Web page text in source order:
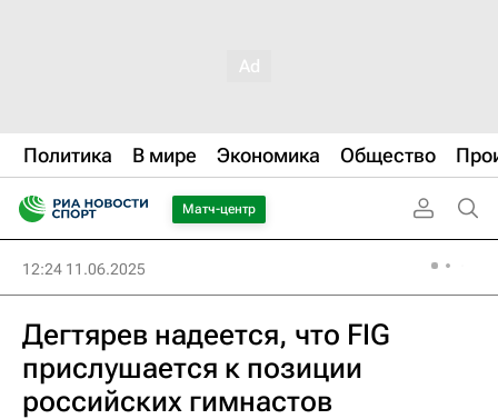
Политика В мире Экономика Общество
Матч-центр
12:24 11.06.2025
Дегтярев надеется, что FIG
прислушается к позиции
российских гимнастов